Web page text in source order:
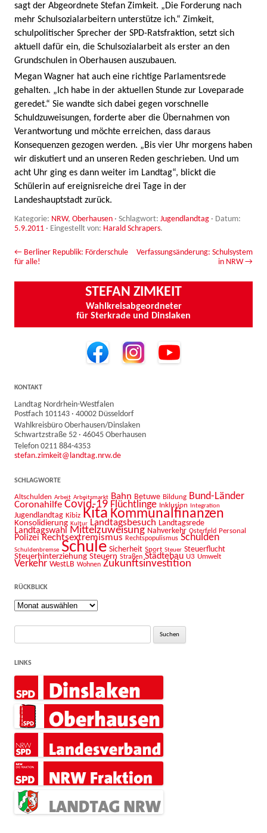
sagt der Abgeordnete Stefan Zimkeit. „Die Forderung nach
mehr Schulsozialarbeitern unterstütze ich.“ Zimkeit,
schulpolitischer Sprecher der SPD-Ratsfraktion, setzt sich
aktuell dafür ein, die Schulsozialarbeit als erster an den
Grundschulen in Oberhausen auszubauen.
Megan Wagner hat auch eine richtige Parlamentsrede
gehalten. „Ich habe in der aktuellen Stunde zur Loveparade
geredet.“ Sie wandte sich dabei gegen vorschnelle
Schuldzuweisungen, forderte aber die Übernahmen von
Verantwortung und möchte erreichen, dass daraus
Konsequenzen gezogen werden. „Bis vier Uhr morgens haben
wir diskutiert und an unseren Reden geschrieben. Und um
acht Uhr ging es dann weiter im Landtag“, blickt die
Schülerin auf ereignisreiche drei Tage in der
Landeshauptstadt zurück.
Kategorie: NRW, Oberhausen · Schlagwort: Jugendlandtag · Datum:
5.9.2011 · Eingestellt von: Harald Schrapers.
Beitrags-Navigation
← Berliner Republik: Förderschule
für alle!
Verfassungsänderung: Schulsystem
in NRW→
STEFAN ZIMKEIT
Wahlkreisabgeordneter
für Sterkrade und Dinslaken
KONTAKT
Landtag Nordrhein-Westfalen
Postfach 101143 · 40002 Düsseldorf
Wahlkreisbüro Oberhausen/Dinslaken
Schwartzstraße 52 · 46045 Oberhausen
Telefon 0211 884-4353
stefan.zimkeit@landtag.nrw.de
SCHLAGWORTE
Altschulden Arbeit Arbeitsmarkt Bahn Betuwe Bildung Bund-Länder
Coronahilfe Covid-19 Flüchtlinge Inklusion Integration
Jugendlandtag Kibiz Kita Kommunalfinanzen
Konsolidierung Kultur Landtagsbesuch Landtagsrede
Landtagswahl Mittelzuweisung Nahverkehr Osterfeld Personal
Polizei Rechtsextremismus Rechtspopulismus Schulden
Schuldenbremse Schule Sicherheit Sport Steuer Steuerflucht
Steuerhinterziehung Steuern Straßen Städtebau U3 Umwelt
Verkehr WestLB Wohnen Zukunftsinvestition
RÜCKBLICK
Rückblick
Suche
LINKS